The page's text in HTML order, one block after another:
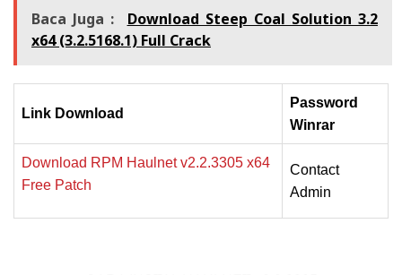
Baca Juga :
Download Steep Coal Solution 3.2
x64 (3.2.5168.1) Full Crack
Link Download
Password
Winrar
Download RPM Haulnet v2.2.3305 x64
Free Patch
Contact
Admin